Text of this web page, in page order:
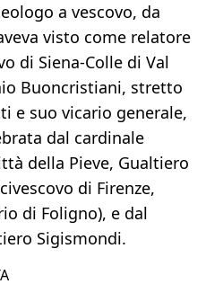
a vescovo, da
visto come relatore
di Siena-Colle di Val
Buoncristiani, stretto
e suo vicario generale,
dal cardinale
della Pieve, Gualtiero
di Firenze,
di Foligno), e dal
Sigismondi.